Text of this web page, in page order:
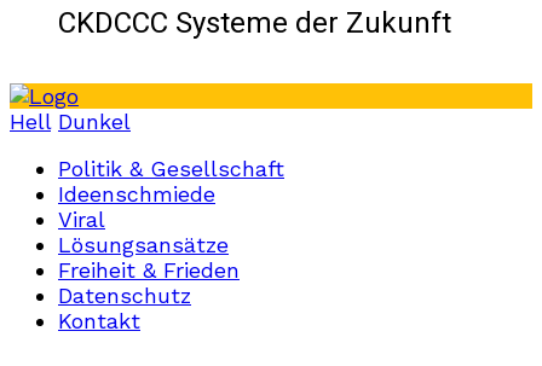
CKDCCC Systeme der Zukunft
Hell Dunkel
Politik & Gesellschaft
Ideenschmiede
Viral
Lösungsansätze
Freiheit & Frieden
Datenschutz
Kontakt